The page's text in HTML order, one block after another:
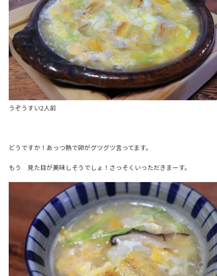
うぞうすい2人前
どうですか！あっつ熱で卵がグツグツ言ってます。
もう 見た目が美味しそうでしょ！さっそくいっただきまーす。